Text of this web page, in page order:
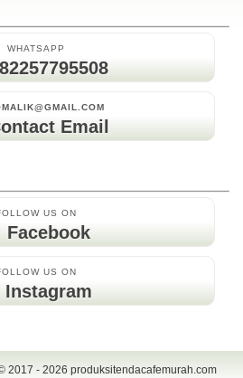
WHATSAPP
Email
US ON
Facebook
US ON
Instagram
2017 - 2026 produksitendacafemurah.com